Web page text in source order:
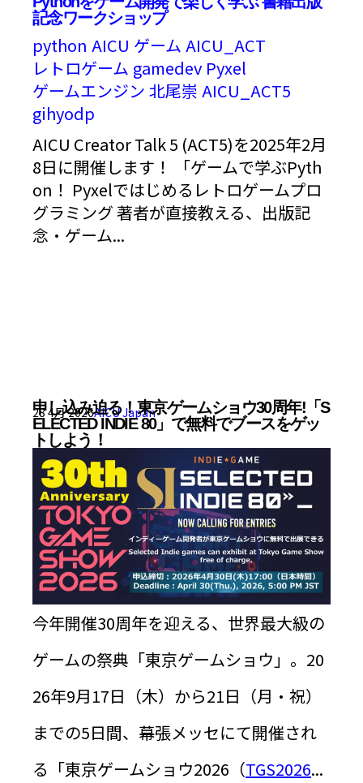
記念ワークショップ
python AICU ゲーム AICU_ACT
レトロゲーム gamedev Pyxel
ゲームエンジン 北尾崇 AICU_ACT5
gihyodp
AICU Creator Talk 5 (ACT5)を2025年2月
8日に開催します！ 「ゲームで学ぶPyth
on！ Pyxelではじめるレトロゲームプロ
グラミング 著者が直接教える、出版記
念・ゲーム...
申し込み迫る！東京ゲームショウ30周年!「S
ELECTED INDIE 80」で無料でブースをゲッ
トしよう！
28 4月 2026AICU Japan
今年開催30周年を迎える、世界最大級の
ゲームの祭典「東京ゲームショウ」。20
26年9月17日（木）から21日（月・祝）
までの5日間、幕張メッセにて開催され
る「東京ゲームショウ2026（TGS2026...